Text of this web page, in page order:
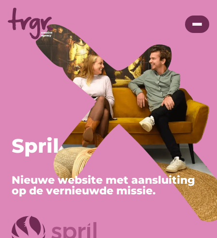
Spril
Nieuwe website met aansluiting
op de vernieuwde missie.